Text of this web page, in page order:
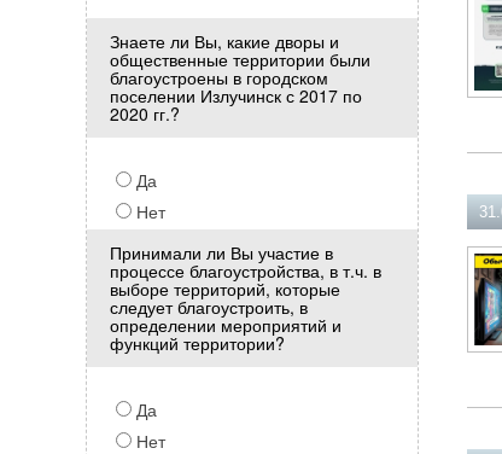
Знаете ли Вы, какие дворы и
общественные территории были
благоустроены в городском
поселении Излучинск с 2017 по
2020 гг.?
Да
Нет
Принимали ли Вы участие в
процессе благоустройства, в т.ч. в
выборе территорий, которые
следует благоустроить, в
определении мероприятий и
функций территории?
Да
Нет